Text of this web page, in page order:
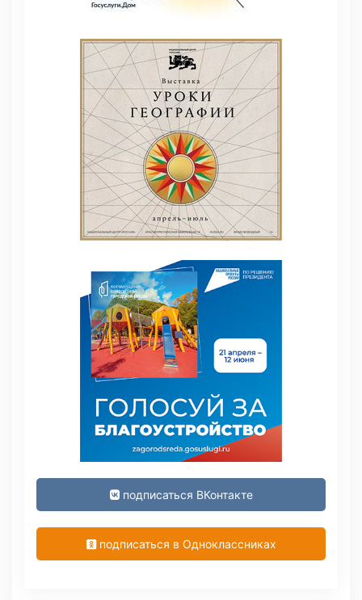
подписаться ВКонтакте
подписаться в Одноклассниках